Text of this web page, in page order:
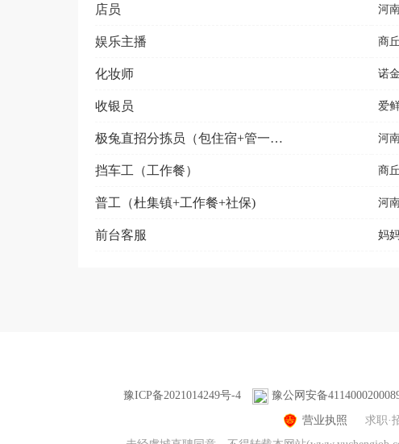
店员 河
娱乐主播 商
化妆师 诺
收银员 爱
极兔直招分拣员（包住宿+管一餐） 河
挡车工（工作餐） 商
普工（杜集镇+工作餐+社保) 河
前台客服 妈
豫ICP备2021014249号-4 豫公网安备
营业执照 求职·